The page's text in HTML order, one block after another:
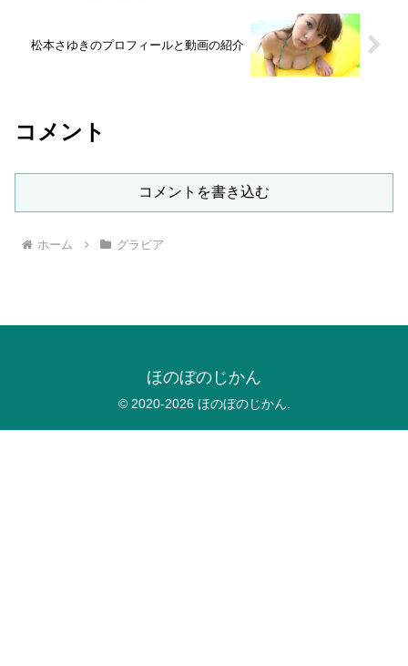
松本さゆきのプロフィールと動画の紹介
コメント
コメントを書き込む
ホーム グラビア
ほのぼのじかん
© 2020-2026 ほのぼのじかん.